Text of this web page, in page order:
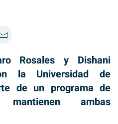
Rosales y Dishani
la Universidad de
de un programa de
ambas